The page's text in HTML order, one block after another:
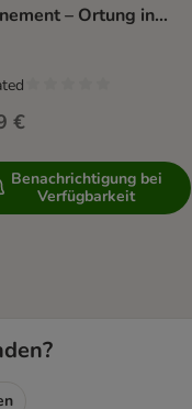
– Ortung in
€
Benachrichtigung bei
Verfügbarkeit